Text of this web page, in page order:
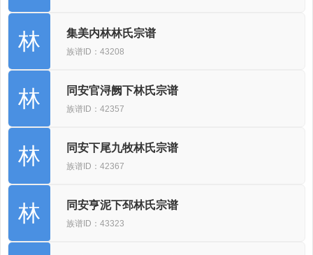
林 集美内林林氏宗谱
族谱ID：43208
林 同安官浔阙下林氏宗谱
族谱ID：42357
林 同安下尾九牧林氏宗谱
族谱ID：42367
林 同安亨泥下邳林氏宗谱
族谱ID：43323